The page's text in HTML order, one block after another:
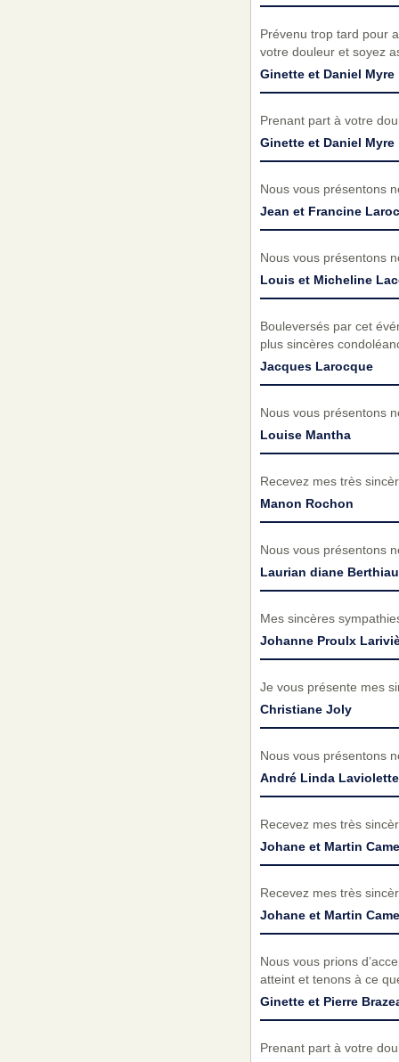
Prévenu trop tard pour
votre douleur et soyez
Ginette et Daniel Myre
Prenant part à votre
Ginette et Daniel Myre
Nous vous présentons
Jean et Francine
Nous vous présentons
Louis et Micheline
Bouleversés par cet
plus sincères
Jacques Larocque
Nous vous présentons
Louise Mantha
Recevez mes très
Manon Rochon
Nous vous présentons
Laurian diane
Mes sincères
Johanne Proulx
Je vous présente mes
Christiane Joly
Nous vous présentons
André Linda Laviolette
Recevez mes très
Johane et Martin
Recevez mes très
Johane et Martin
Nous vous prions
atteint et tenons à ce
Ginette et Pierre
Prenant part à votre